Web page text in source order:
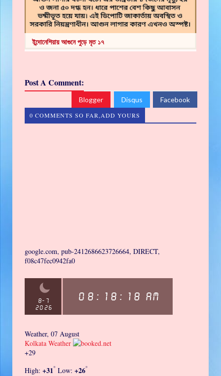
ইন্দোনেশিয়ায় আগুনে পুড়ে মৃত ১৭
Post A Comment:
Blogger Disqus Facebook
0 COMMENTS SO FAR,ADD YOURS
google.com, pub-2412686623726664, DIRECT,
f08c47fec0942fa0
Weather, 07 August
Kolkata Weather
+29
High: +31° Low: +26°